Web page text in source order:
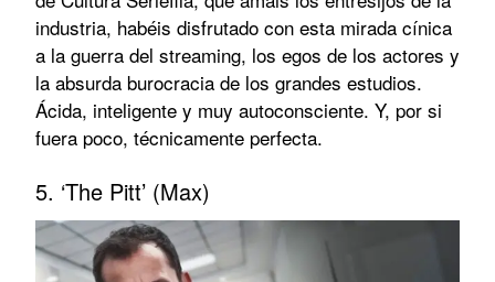
industria, habéis disfrutado con esta mirada cínica
a la guerra del streaming, los egos de los actores y
la absurda burocracia de los grandes estudios.
Ácida, inteligente y muy autoconsciente. Y, por si
fuera poco, técnicamente perfecta.
5. ‘The Pitt’ (Max)